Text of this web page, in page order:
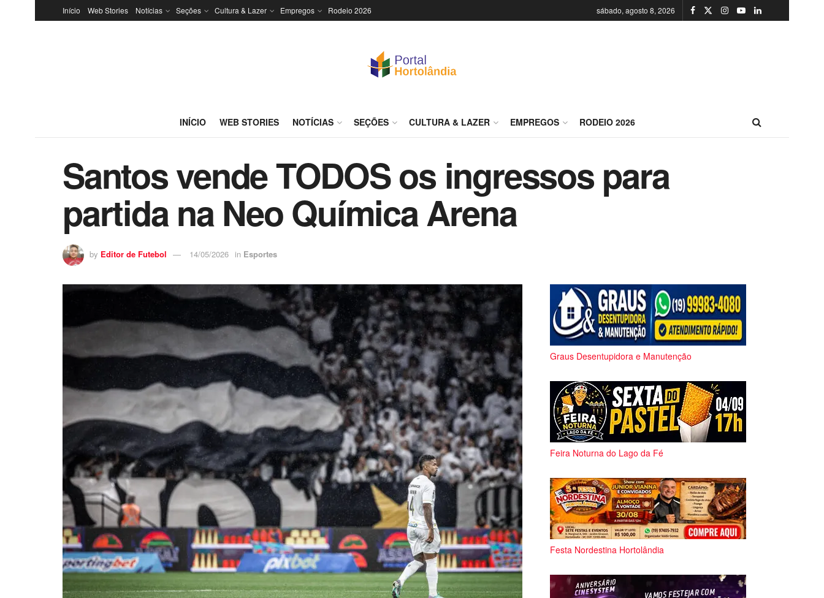
Início Web Stories Notícias Seções Cultura & Lazer Empregos Rodeio 2026 sábado, agosto 8, 2026
INÍCIO WEB STORIES NOTÍCIAS SEÇÕES CULTURA & LAZER EMPREGOS RODEIO 2026
Santos vende TODOS os ingressos para
partida na Neo Química Arena
by Editor de Futebol 14/05/2026 in Esportes
Graus Desentupidora e Manutenção
Feira Noturna do Lago da Fé
Festa Nordestina Hortolândia